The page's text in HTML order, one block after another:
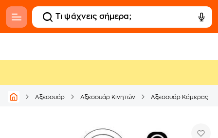
Αξεσουάρ Αξεσουάρ Κινητών Αξεσουάρ Κάμερας